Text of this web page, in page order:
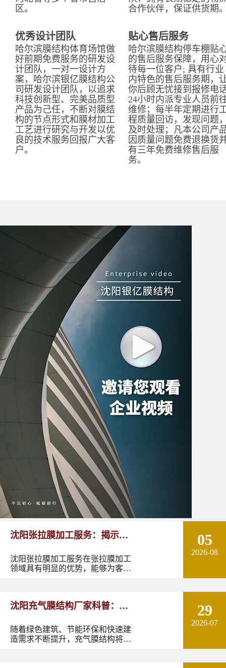
区。
优秀设计团队
哈尔滨膜结构体育场馆做
好前期免费服务的研发设
计团队，一对一设计方
案，哈尔滨银亿膜结构公
司研发设计团队，以追求
科技创新型、完美品质型
产品为己任，不断对膜结
构的节点形式和膜材加工
工艺进行研究与开发以优
良的技术服务回报广大客
户。
合作伙伴，保证供货期
贴心售后服务
哈尔滨膜结构停车棚贴
的售后服务保障，用心
待每一位客户; 具有行业
内特色的售后服务期，
你后顾无忧接到报修电
24小时内派专业人员前
维修；每半年定期进行
程质量回访，发现问题
及时处理；凡本公司产
因质量问题免费退换货
有三年免费维修售后服
务。
沈阳张拉膜加工服务：揭示张
拉膜加工的实用优势
沈阳张拉膜加工服务在张拉膜加工
领域具有明显的优势，能够为客户
发出独特的魅力。
05
2026-08
沈阳充气膜结构厂家科普：了
解充气膜建筑优势、价格及应
用领域
随着绿色建筑、节能环保和快速建
造需求不断提升，充气膜结构将在
29
2026-07